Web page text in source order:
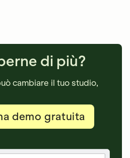
di più?
cambiare il tuo studio,
demo gratuita